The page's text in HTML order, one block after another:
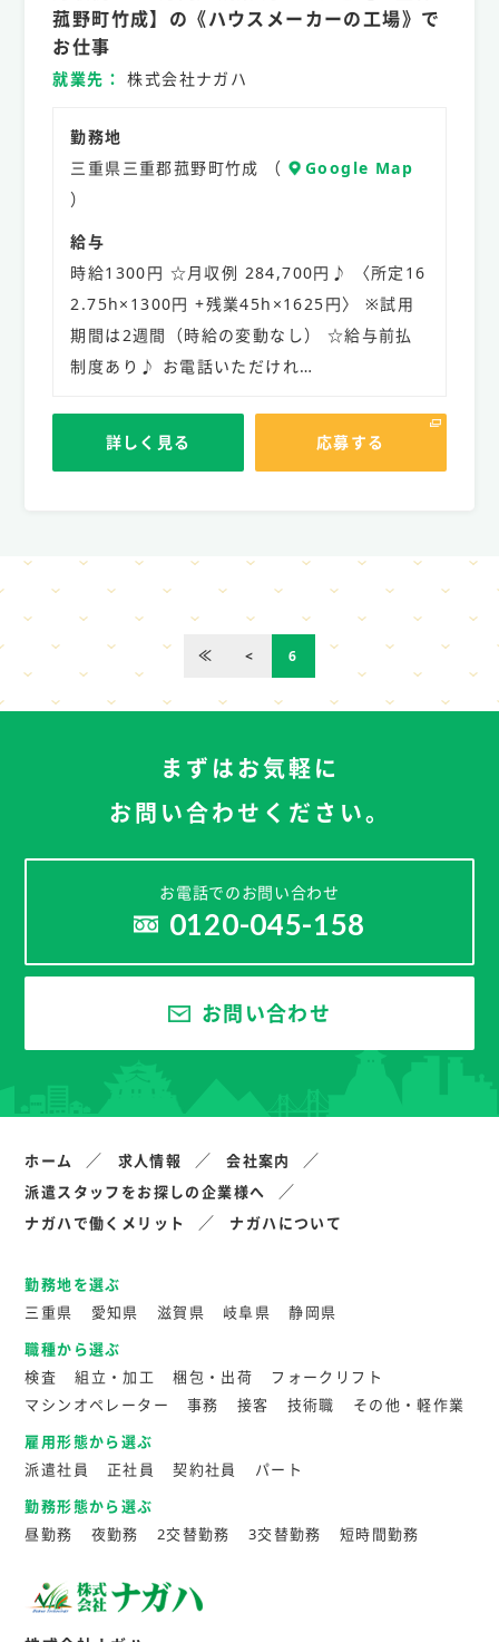
員
菰野町竹成】の《ハウスメーカーの工場》で
お仕事
就業先 株式会社ナガハ
勤務地
三重県三重郡菰野町竹成 （
Google Map
）
給与
時給1300円 ☆月収例 284,700円♪ 〈所定16
2.75h×1300円 +残業45h×1625円〉 ※試用
期間は2週間（時給の変動なし） ☆給与前払
制度あり♪ お電話いただけれ…
詳しく見る 応募する
≪ < 6
まずはお気軽に
お問い合わせください。
お電話でのお問い合わせ
0120-045-158
お問い合わせ
ホーム 求人情報
会社案内
派遣スタッフをお探しの企業様へ
ナガハで働くメリット
ナガハについて
勤務地を選ぶ
三重県
愛知県 滋賀県 岐阜県
静岡県
職種から選ぶ
検査
組立・加工 梱包・出荷
フォークリフト
マシンオペレーター
事務 接客 技術職
その他・軽作業
雇用形態から選ぶ
派遣社員
正社員 契約社員
パート
勤務形態から選ぶ
昼勤務
夜勤務 2交替勤務 3交替勤務 短時間勤務